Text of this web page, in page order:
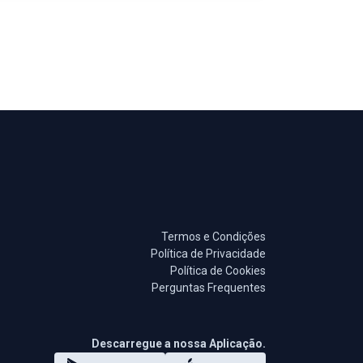
Termos e Condições
Política de Privacidade
Política de Cookies
Perguntas Frequentes
Descarregue a nossa Aplicação.